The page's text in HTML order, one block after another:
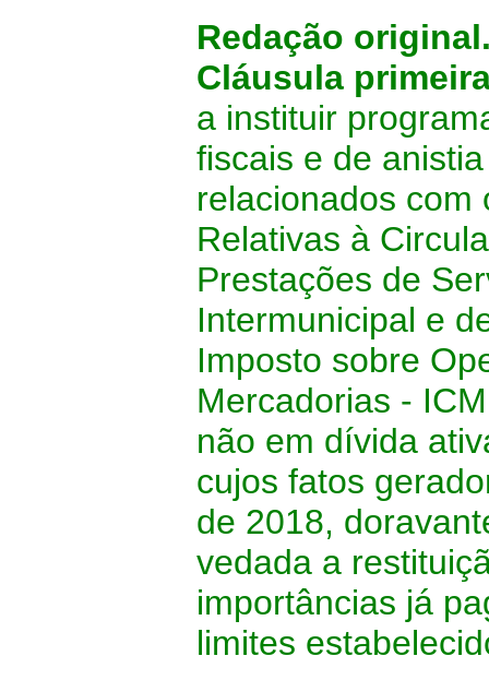
Redação
Cláusula
a instituir
fiscais e de
relacionados com
Relativas à
Prestações de
Intermunicipal e
Imposto sobre
Mercadorias -
não em dívida
cujos fatos
de 2018,
vedada a
importâncias já
limites